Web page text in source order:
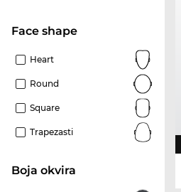
Face shape
Heart
Round
Square
Trapezasti
boja okvira